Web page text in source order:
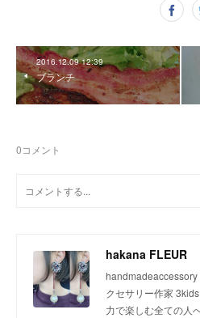
2016.12.09 12:39
ブランチ
0コメント
hakana FLEUR
クセサリー作家
力で楽しむ全ての人